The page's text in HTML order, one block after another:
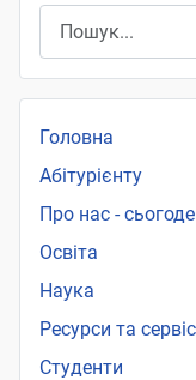
Головна
Абітурієнту
Про нас -
Освіта
Наука
Ресурси та
Студенти